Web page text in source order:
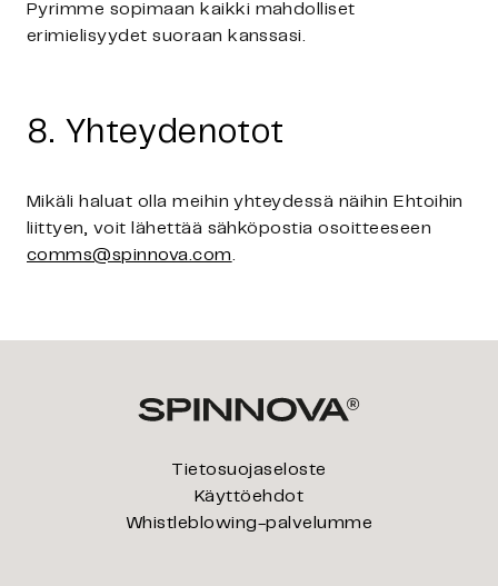
Pyrimme sopimaan kaikki mahdolliset
erimielisyydet suoraan kanssasi.
8. Yhteydenotot
Mikäli haluat olla meihin yhteydessä näihin Ehtoihin
liittyen, voit lähettää sähköpostia osoitteeseen
comms@spinnova.com.
Tietosuojaseloste
Käyttöehdot
Whistleblowing-palvelumme